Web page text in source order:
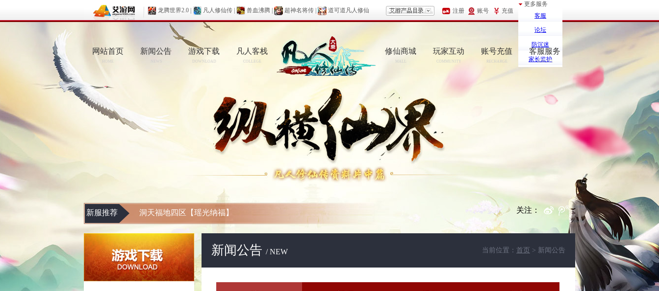
龙腾世界2.0 凡人修仙传 兽血沸腾 超神名将传 道可道凡人修仙 注册 账号 充值
更多服务
客服
论坛
防沉迷
家长监护
网站首页
HOME
新闻公告
NEWS
游戏下载
DOWNLOAD
凡人客栈
COLLEGE
修仙商城
MALL
玩家互动
COMMUNITY
账号充值
RECHARGE
客服服务
SERCIVE
新服推荐 洞天福地四区【瑶光纳福】 关注：
新闻公告 / NEW 当前位置： 首页 > 新闻公告